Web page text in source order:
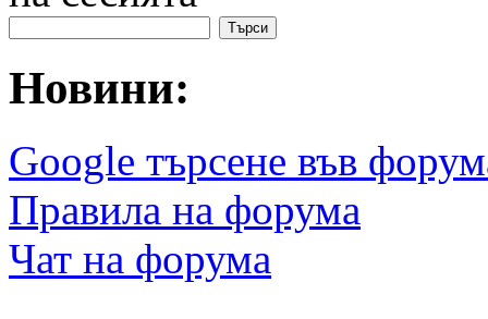
Новини:
Google търсене във
Правила на форума
Чат на форума